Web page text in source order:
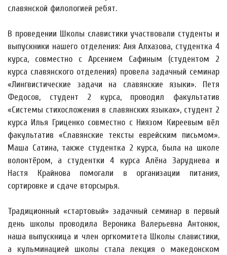
славянской филологией ребят.
В проведении Школы славистики участвовали студенты и
выпускники нашего отделения: Аня Алхазова, студентка 4
курса, совместно с Арсением Сафиным (студентом 2
курса славянского отделения) провела задачный семинар
«Лингвистические задачи на славянские языки». Петя
Федосов, студент 2 курса, проводил факультатив
«Системы стихосложения в славянских языках», студент 2
курса Илья Гриценко совместно с Ниязом Киреевым вёл
факультатив «Славянские тексты еврейским письмом».
Маша Сатина, также студентка 2 курса, была на школе
волонтёром, а студентки 4 курса Алёна Заруднева и
Настя Крайнова помогали в организации питания,
сортировке и сдаче вторсырья.
Традиционный «стартовый» задачный семинар в первый
день школы проводила Вероника Валерьевна Антонюк,
наша выпускница и член оргкомитета Школы славистики,
а кульминацией школы стала лекция о македонском